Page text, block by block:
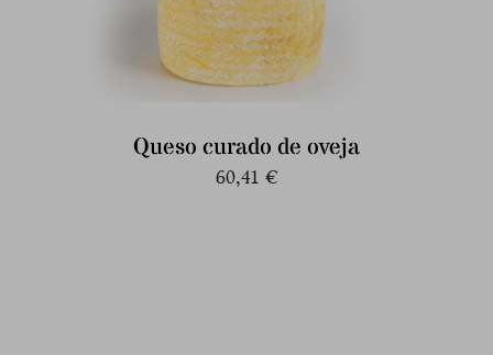
Queso curado de oveja
60,41 €